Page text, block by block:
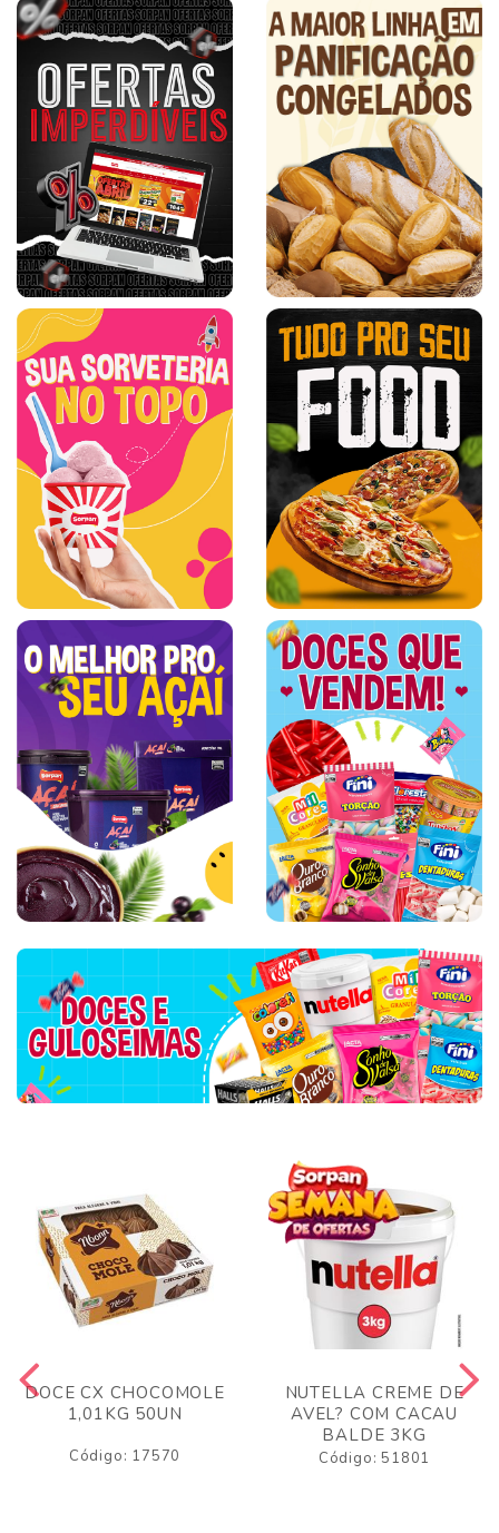
DOCE CX CHOCOMOLE
1,01KG 50UN
Código: 17570
NUTELLA CREME DE
AVEL? COM CACAU
BALDE 3KG
Código: 51801